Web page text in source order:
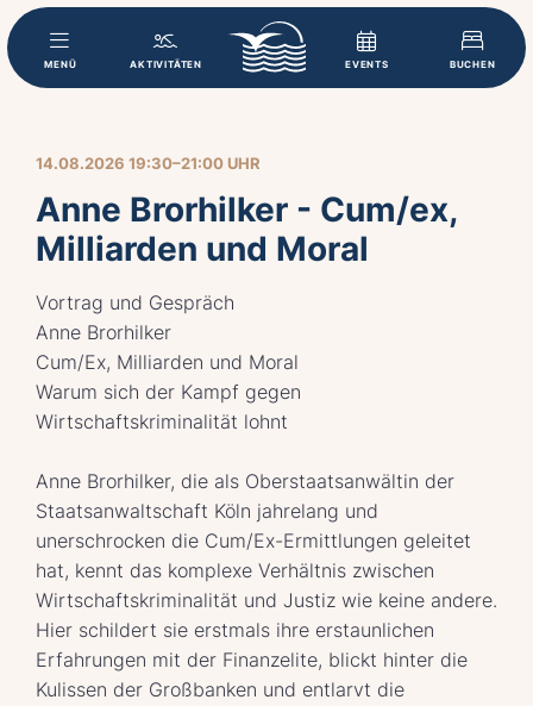
MENÜ AKTIVITÄTEN EVENTS BUCHEN
14.08.2026 19:30–21:00 UHR
Anne Brorhilker - Cum/ex,
Milliarden und Moral
Vortrag und Gespräch
Anne Brorhilker
Cum/Ex, Milliarden und Moral
Warum sich der Kampf gegen
Wirtschaftskriminalität lohnt
Anne Brorhilker, die als Oberstaatsanwältin der
Staatsanwaltschaft Köln jahrelang und
unerschrocken die Cum/Ex-Ermittlungen geleitet
hat, kennt das komplexe Verhältnis zwischen
Wirtschaftskriminalität und Justiz wie keine andere.
Hier schildert sie erstmals ihre erstaunlichen
Erfahrungen mit der Finanzelite, blickt hinter die
Kulissen der Großbanken und entlarvt die